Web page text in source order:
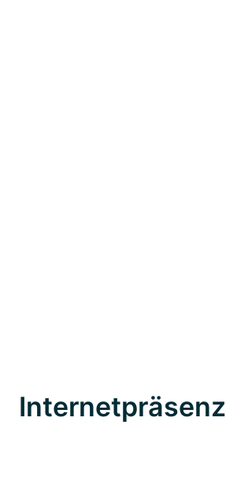
Internetpräsenz